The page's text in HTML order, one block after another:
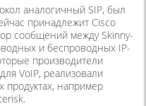
аналогичный SIP, был
принадлежит Cisco
сообщений между Skinny-
и беспроводных IP-
производители
VoIP, реализовали
продуктах, например